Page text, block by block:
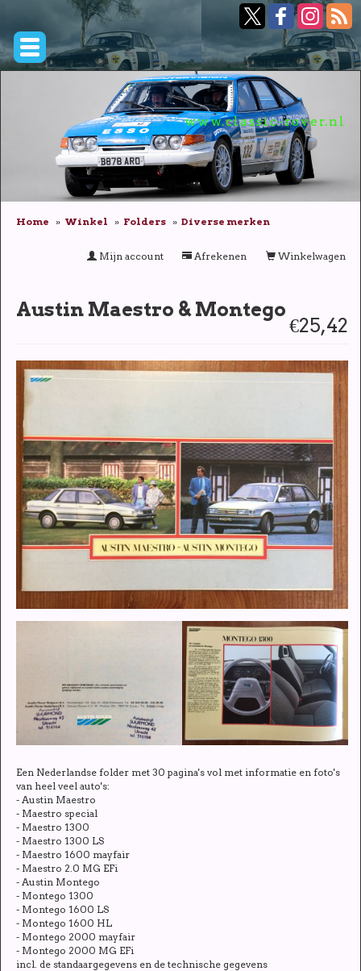
www.classic-rover.nl
Home Winkel Folders Diverse merken
Winkelwagen
Afrekenen
Mijn account
€25,42
Austin Maestro & Montego
Een Nederlandse folder met 30 pagina's vol met informatie en foto's
van heel veel auto's:
- Austin Maestro
- Maestro special
- Maestro 1300
- Maestro 1300 LS
- Maestro 1600 mayfair
- Maestro 2.0 MG EFi
- Austin Montego
- Montego 1300
- Montego 1600 LS
- Montego 1600 HL
- Montego 2000 mayfair
- Montego 2000 MG EFi
incl. de standaargegevens en de technische gegevens